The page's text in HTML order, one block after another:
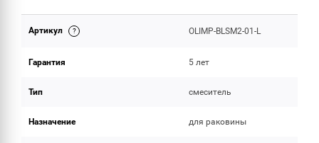
ОБЪЕМ ПОСТАВКИ
Артикул OLIMP-BLSM2-01-L
Гарантия 5 лет
Тип смеситель
Назначение для раковины